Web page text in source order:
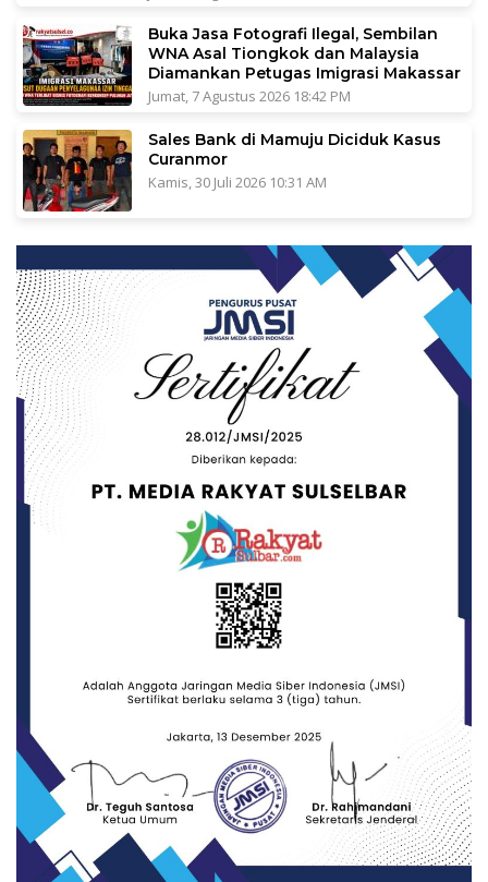
Buka Jasa Fotografi Ilegal, Sembilan
WNA Asal Tiongkok dan Malaysia
Diamankan Petugas Imigrasi Makassar
Jumat, 7 Agustus 2026 18:42 PM
Sales Bank di Mamuju Diciduk Kasus
Curanmor
Kamis, 30 Juli 2026 10:31 AM